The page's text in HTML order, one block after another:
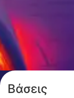
Βάσεις